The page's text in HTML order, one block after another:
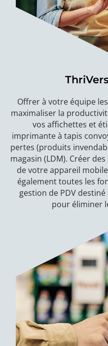
Offrer à votre équipe
maximaliser la
vos affichettes et
imprimante à tapis
pertes (produits
magasin (LDM). Créer
de votre appareil
également toutes les
gestion de PDV
pour éliminer